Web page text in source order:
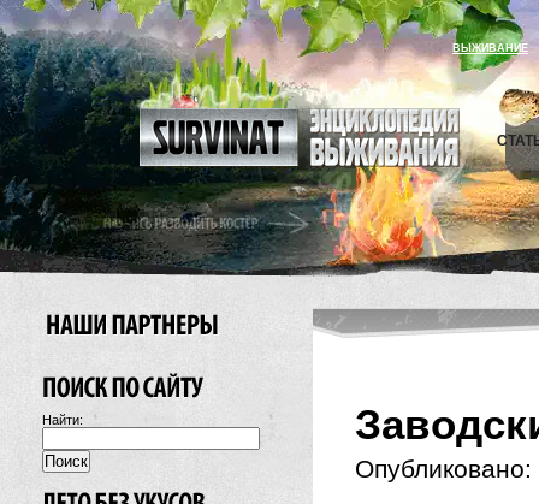
ВЫЖИВАНИЕ
Найти:
Опубликовано: